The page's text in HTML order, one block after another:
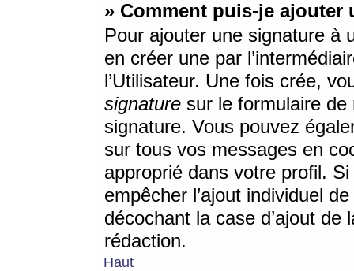
» Comment puis-je ajouter
Pour ajouter une signature à
en créer une par
l’Utilisateur. Une fois crée,
signature sur le formulaire de
signature. Vous pouvez
sur tous vos messages en
approprié dans votre profil.
empêcher l’ajout individuel
décochant la case d’ajout
rédaction.
Haut